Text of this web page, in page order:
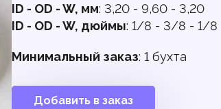
ID - OD - W, мм: 3,20 - 9,60 - 3,20
ID - OD - W, дюймы: 1/8 - 3/8 - 1/8
Минимальный заказ: 1 бухта
Добавить в заказ